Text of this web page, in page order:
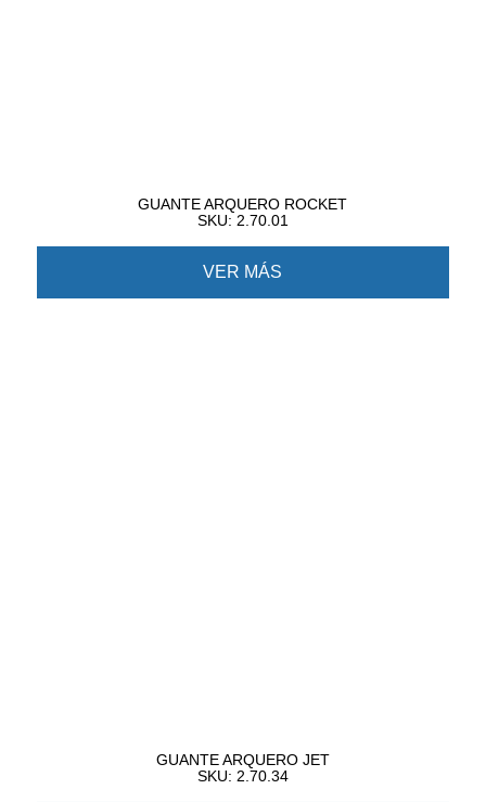
GUANTE ARQUERO ROCKET
SKU: 2.70.01
VER MÁS
GUANTE ARQUERO JET
SKU: 2.70.34